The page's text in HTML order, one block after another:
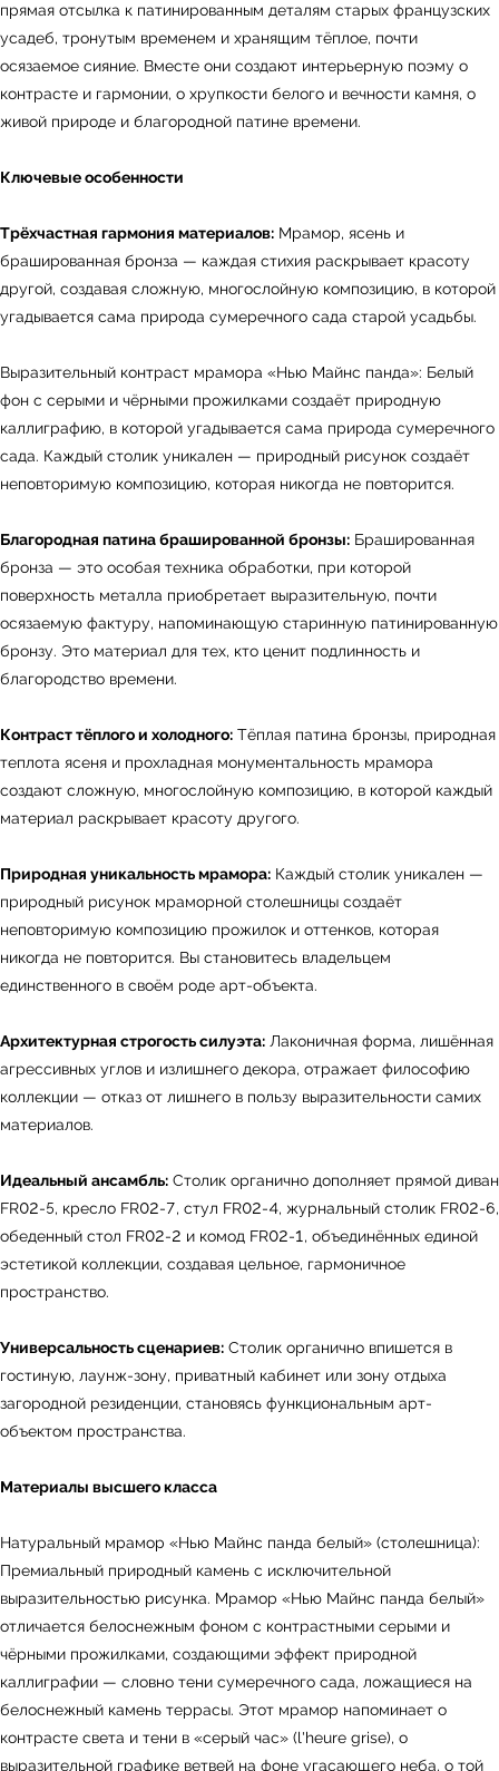
прямая отсылка к патинированным деталям старых французских
усадеб, тронутым временем и хранящим тёплое, почти
осязаемое сияние. Вместе они создают интерьерную поэму о
контрасте и гармонии, о хрупкости белого и вечности камня, о
живой природе и благородной патине времени.
Ключевые особенности
Трёхчастная гармония материалов: Мрамор, ясень и
брашированная бронза — каждая стихия раскрывает красоту
другой, создавая сложную, многослойную композицию, в которой
угадывается сама природа сумеречного сада старой усадьбы.
Выразительный контраст мрамора «Нью Майнс панда»: Белый
фон с серыми и чёрными прожилками создаёт природную
каллиграфию, в которой угадывается сама природа сумеречного
сада. Каждый столик уникален — природный рисунок создаёт
неповторимую композицию, которая никогда не повторится.
Благородная патина брашированной бронзы: Брашированная
бронза — это особая техника обработки, при которой
поверхность металла приобретает выразительную, почти
осязаемую фактуру, напоминающую старинную патинированную
бронзу. Это материал для тех, кто ценит подлинность и
благородство времени.
Контраст тёплого и холодного: Тёплая патина бронзы, природная
теплота ясеня и прохладная монументальность мрамора
создают сложную, многослойную композицию, в которой каждый
материал раскрывает красоту другого.
Природная уникальность мрамора: Каждый столик уникален —
природный рисунок мраморной столешницы создаёт
неповторимую композицию прожилок и оттенков, которая
никогда не повторится. Вы становитесь владельцем
единственного в своём роде арт-объекта.
Архитектурная строгость силуэта: Лаконичная форма, лишённая
агрессивных углов и излишнего декора, отражает философию
коллекции — отказ от лишнего в пользу выразительности самих
материалов.
Идеальный ансамбль: Столик органично дополняет прямой диван
FR02-5, кресло FR02-7, стул FR02-4, журнальный столик FR02-6,
обеденный стол FR02-2 и комод FR02-1, объединённых единой
эстетикой коллекции, создавая цельное, гармоничное
пространство.
Универсальность сценариев: Столик органично впишется в
гостиную, лаунж-зону, приватный кабинет или зону отдыха
загородной резиденции, становясь функциональным арт-
объектом пространства.
Материалы высшего класса
Натуральный мрамор «Нью Майнс панда белый» (столешница):
Премиальный природный камень с исключительной
выразительностью рисунка. Мрамор «Нью Майнс панда белый»
отличается белоснежным фоном с контрастными серыми и
чёрными прожилками, создающими эффект природной
каллиграфии — словно тени сумеречного сада, ложащиеся на
белоснежный камень террасы. Этот мрамор напоминает о
контрасте света и тени в «серый час» (l'heure grise), о
выразительной графике ветвей на фоне угасающего неба, о той